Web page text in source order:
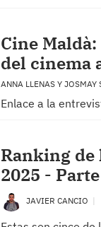
Cine
del cinema
ANNA LLENAS Y JOSMAY
Enlace a la
Ranking de
2025 -
JAVIER CANCIO